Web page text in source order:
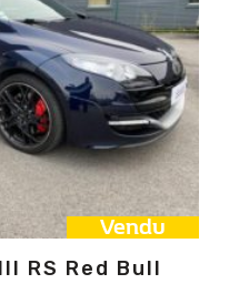
Vendu
RS Red Bull